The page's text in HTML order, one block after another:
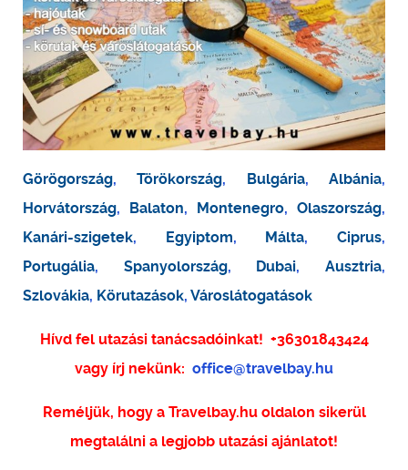
Görögország,Törökország, Bulgária,Albánia,
Horvátország, Balaton, Montenegro, Olaszország,
Kanári-szigetek, Egyiptom, Málta,Ciprus,
Portugália, Spanyolország, Dubai,Ausztria,
Szlovákia, Körutazások, Városlátogatások
Hívd fel utazási tanácsadóinkat! +36301843424
vagy írj nekünk: office@travelbay.hu
Reméljük, hogy a Travelbay.hu oldalon sikerül
megtalálni a legjobb utazási ajánlatot!